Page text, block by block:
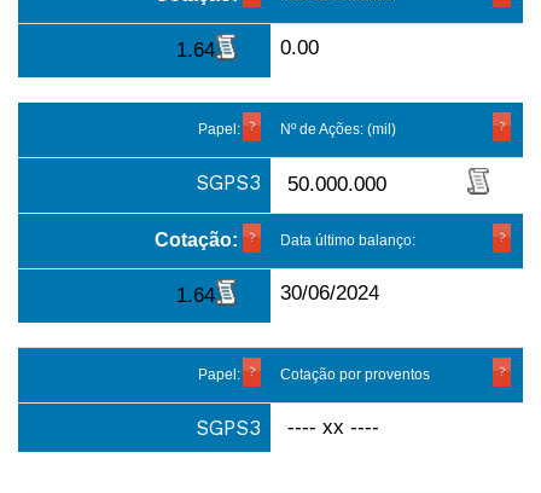
1.64 0.00
Papel: Nº de Ações: (mil)
SGPS3 50.000.000
Cotação: Data último balanço:
1.64 30/06/2024
Papel: Cotação por proventos
SGPS3 ---- xx ----